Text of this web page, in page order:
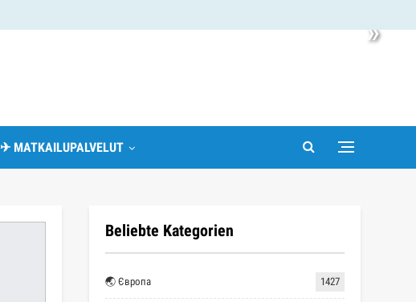
»
✈ MATKAILUPALVELUT
Beliebte Kategorien
🌏 Європа 1427